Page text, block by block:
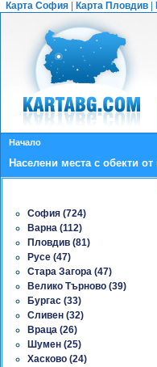
Карта София Карта Пловдив
Начало
Населени места с обекти
София (724)
Варна (112)
Пловдив (81)
Русе (47)
Стара Загора (47)
Велико Търново (39)
Бургас (33)
Сливен (32)
Враца (26)
Шумен (25)
Хасково (24)